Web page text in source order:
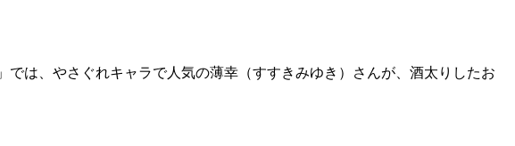
は、やさぐれキャラで人気の薄幸（すすきみゆき）さんが、酒太りしたお